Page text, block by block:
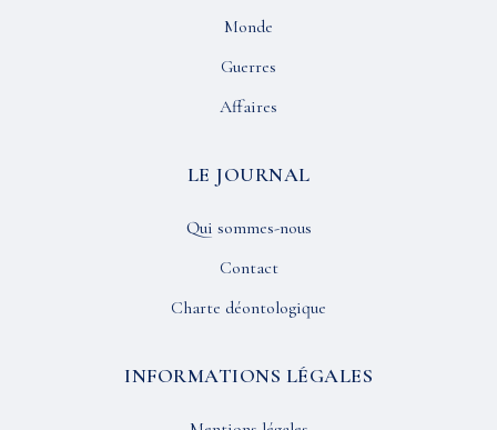
Monde
Guerres
Affaires
LE JOURNAL
Qui sommes-nous
Contact
Charte déontologique
INFORMATIONS LÉGALES